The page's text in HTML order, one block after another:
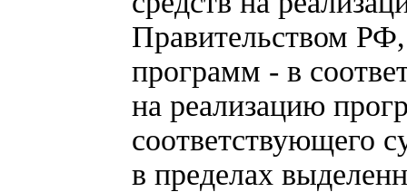
Правительством
программ - в
на реализацию
соответствующего
в пределах